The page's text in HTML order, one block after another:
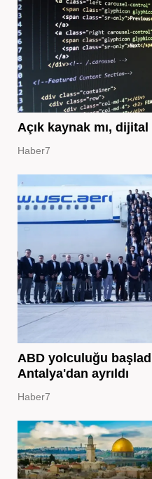
Açık kaynak mı, dijital
Haber7
ABD yolculuğu
Antalya'dan ayrıldı
Haber7